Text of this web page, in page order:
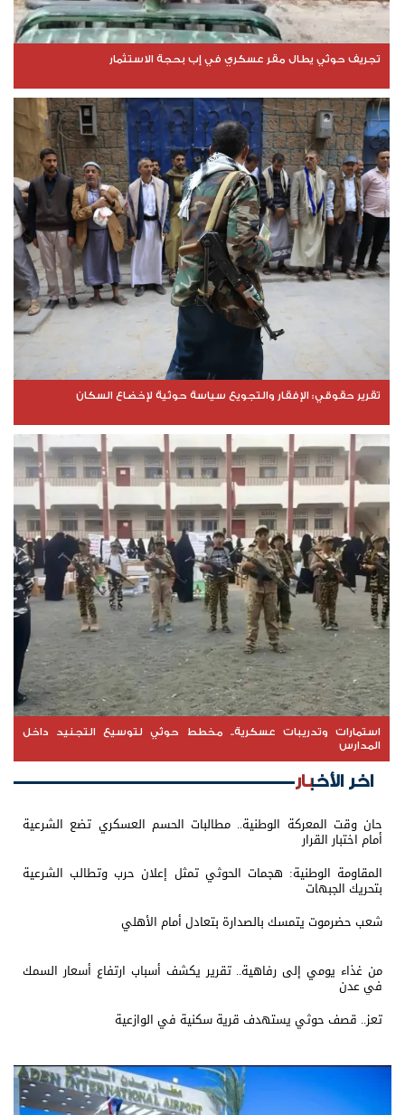
تجريف حوثي يطال مقر عسكري في إب بحجة الاستثمار
تقرير حقوقي: الإفقار والتجويع سياسة حوثية لإخضاع السكان
استمارات وتدريبات عسكرية.. مخطط حوثي لتوسيع التجنيد داخل
المدارس
اخر الأخبار
حان وقت المعركة الوطنية.. مطالبات الحسم العسكري تضع الشرعية
أمام اختبار القرار
المقاومة الوطنية: هجمات الحوثي تمثل إعلان حرب وتطالب الشرعية
بتحريك الجبهات
شعب حضرموت يتمسك بالصدارة بتعادل أمام الأهلي
من غذاء يومي إلى رفاهية.. تقرير يكشف أسباب ارتفاع أسعار السمك
في عدن
تعز.. قصف حوثي يستهدف قرية سكنية في الوازعية